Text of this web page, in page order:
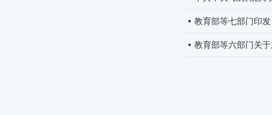
教育部等七部门印
教育部等六部门关